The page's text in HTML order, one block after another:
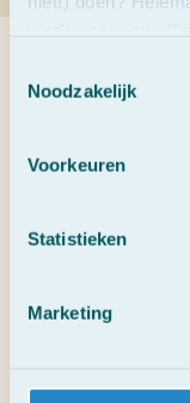
Noodzakelijk
Voorkeuren
Statistieken
Marketing
2. Waarvoor kun
4. Kunnen